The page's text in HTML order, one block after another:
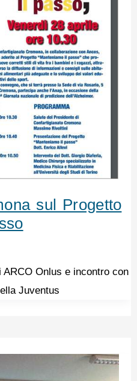
sul Progetto
Onlus e incontro con
Juventus